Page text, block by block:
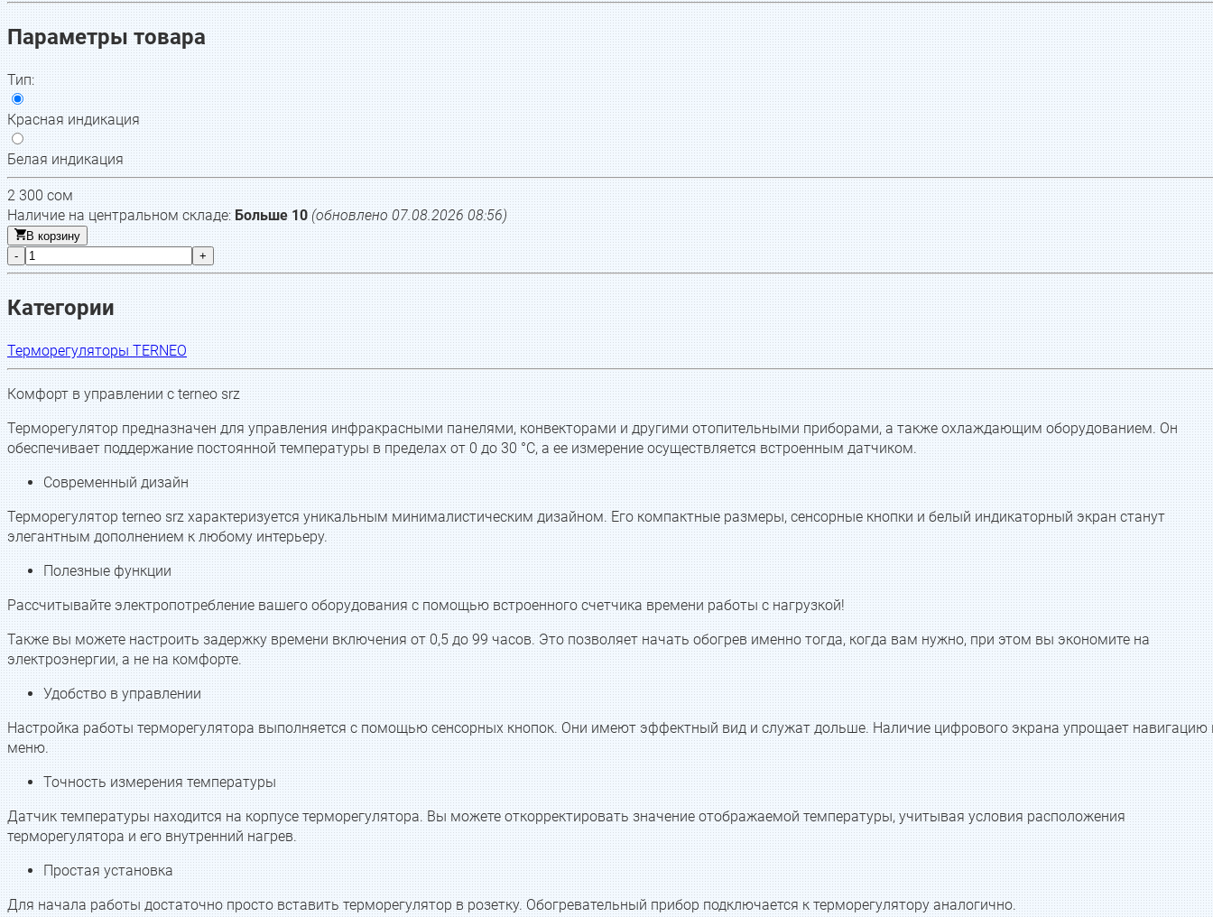
Параметры товара
Тип:
Красная индикация
Белая индикация
2 300сом
Наличие на центральном складе: Больше 10 (обновлено07.08.2026 08:56)
В корзину
-
+
Категории
Терморегуляторы TERNEO
Комфорт в управлении с terneo srz
Терморегулятор предназначен для управления инфракрасными панелями, конвекторами и другими отопительными приборами, а также охлаждающим оборудованием. Он
обеспечивает поддержание постоянной температуры в пределах от 0 до 30 °С, а ее измерение осуществляется встроенным датчиком.
Современный дизайн
Терморегулятор terneo srz характеризуется уникальным минималистическим дизайном. Его компактные размеры, сенсорные кнопки и белый индикаторный экран станут
элегантным дополнением к любому интерьеру.
Полезные функции
Рассчитывайте электропотребление вашего оборудования с помощью встроенного счетчика времени работы с нагрузкой!
Также вы можете настроить задержку времени включения от 0,5 до 99 часов. Это позволяет начать обогрев именно тогда, когда вам нужно, при этом вы экономите на
электроэнергии, а не на комфорте.
Удобство в управлении
Настройка работы терморегулятора выполняется с помощью сенсорных кнопок. Они имеют эффектный вид и служат дольше. Наличие цифрового экрана упрощает навигацию
меню.
Точность измерения температуры
Датчик температуры находится на корпусе терморегулятора. Вы можете откорректировать значение отображаемой температуры, учитывая условия расположения
терморегулятора и его внутренний нагрев.
Простая установка
Для начала работы достаточно просто вставить терморегулятор в розетку. Обогревательный прибор подключается к терморегулятору аналогично.